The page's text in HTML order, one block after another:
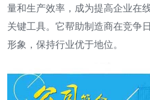
量和生产效率，成为提高企业在
关键工具。它帮助制造商在竞争
形象，保持行业优于地位。